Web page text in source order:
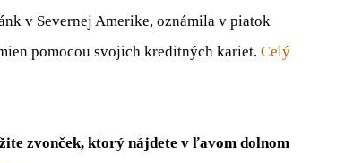
v Severnej Amerike, oznámila v piatok
pomocou svojich kreditných kariet. Celý
zvonček, ktorý nájdete v ľavom dolnom